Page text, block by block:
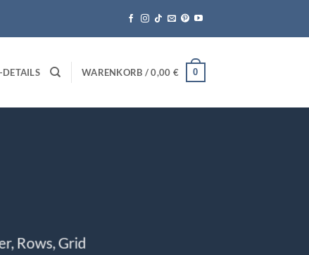
WARENKORB /0,00 € 0
Rows, Grid